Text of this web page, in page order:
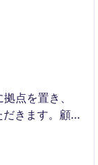
点を置き、
きます。顧